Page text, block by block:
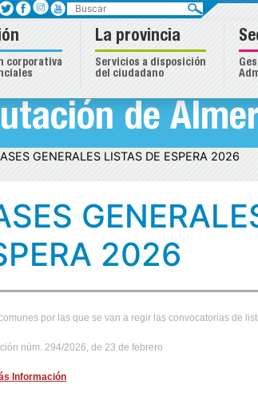
Buscar
corporativa
La provincia
Servicios a disposición
del ciudadano
de
GENERALES LISTAS DE ESPERA 2026
2026
por las que se van a regir las convocatorias de
núm. 294/2026, de 23 de febrero
Información